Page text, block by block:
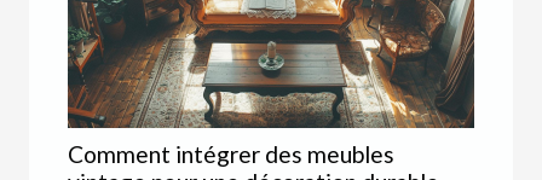
Comment intégrer des meubles